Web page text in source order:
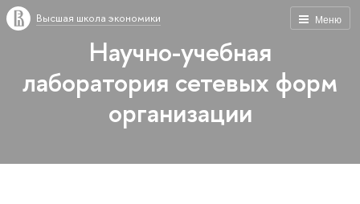
Меню
Высшая школа экономики
Научно-учебная
лаборатория сетевых форм
организации